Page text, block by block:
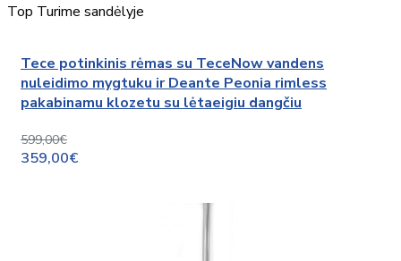
Top Turime sandėlyje
Tece potinkinis rėmas su TeceNow vandens
nuleidimo mygtuku ir Deante Peonia rimless
pakabinamu klozetu su lėtaeigiu dangčiu
599,00€
359,00€